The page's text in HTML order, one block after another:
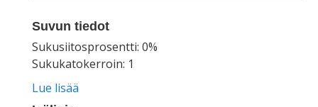
Suvun tiedot
Sukusiitosprosentti: 0%
Sukukatokerroin: 1
Lue lisää